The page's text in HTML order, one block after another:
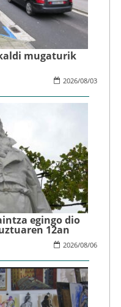
mugaturik
2026/08/03
egingo dio
12an
2026/08/06